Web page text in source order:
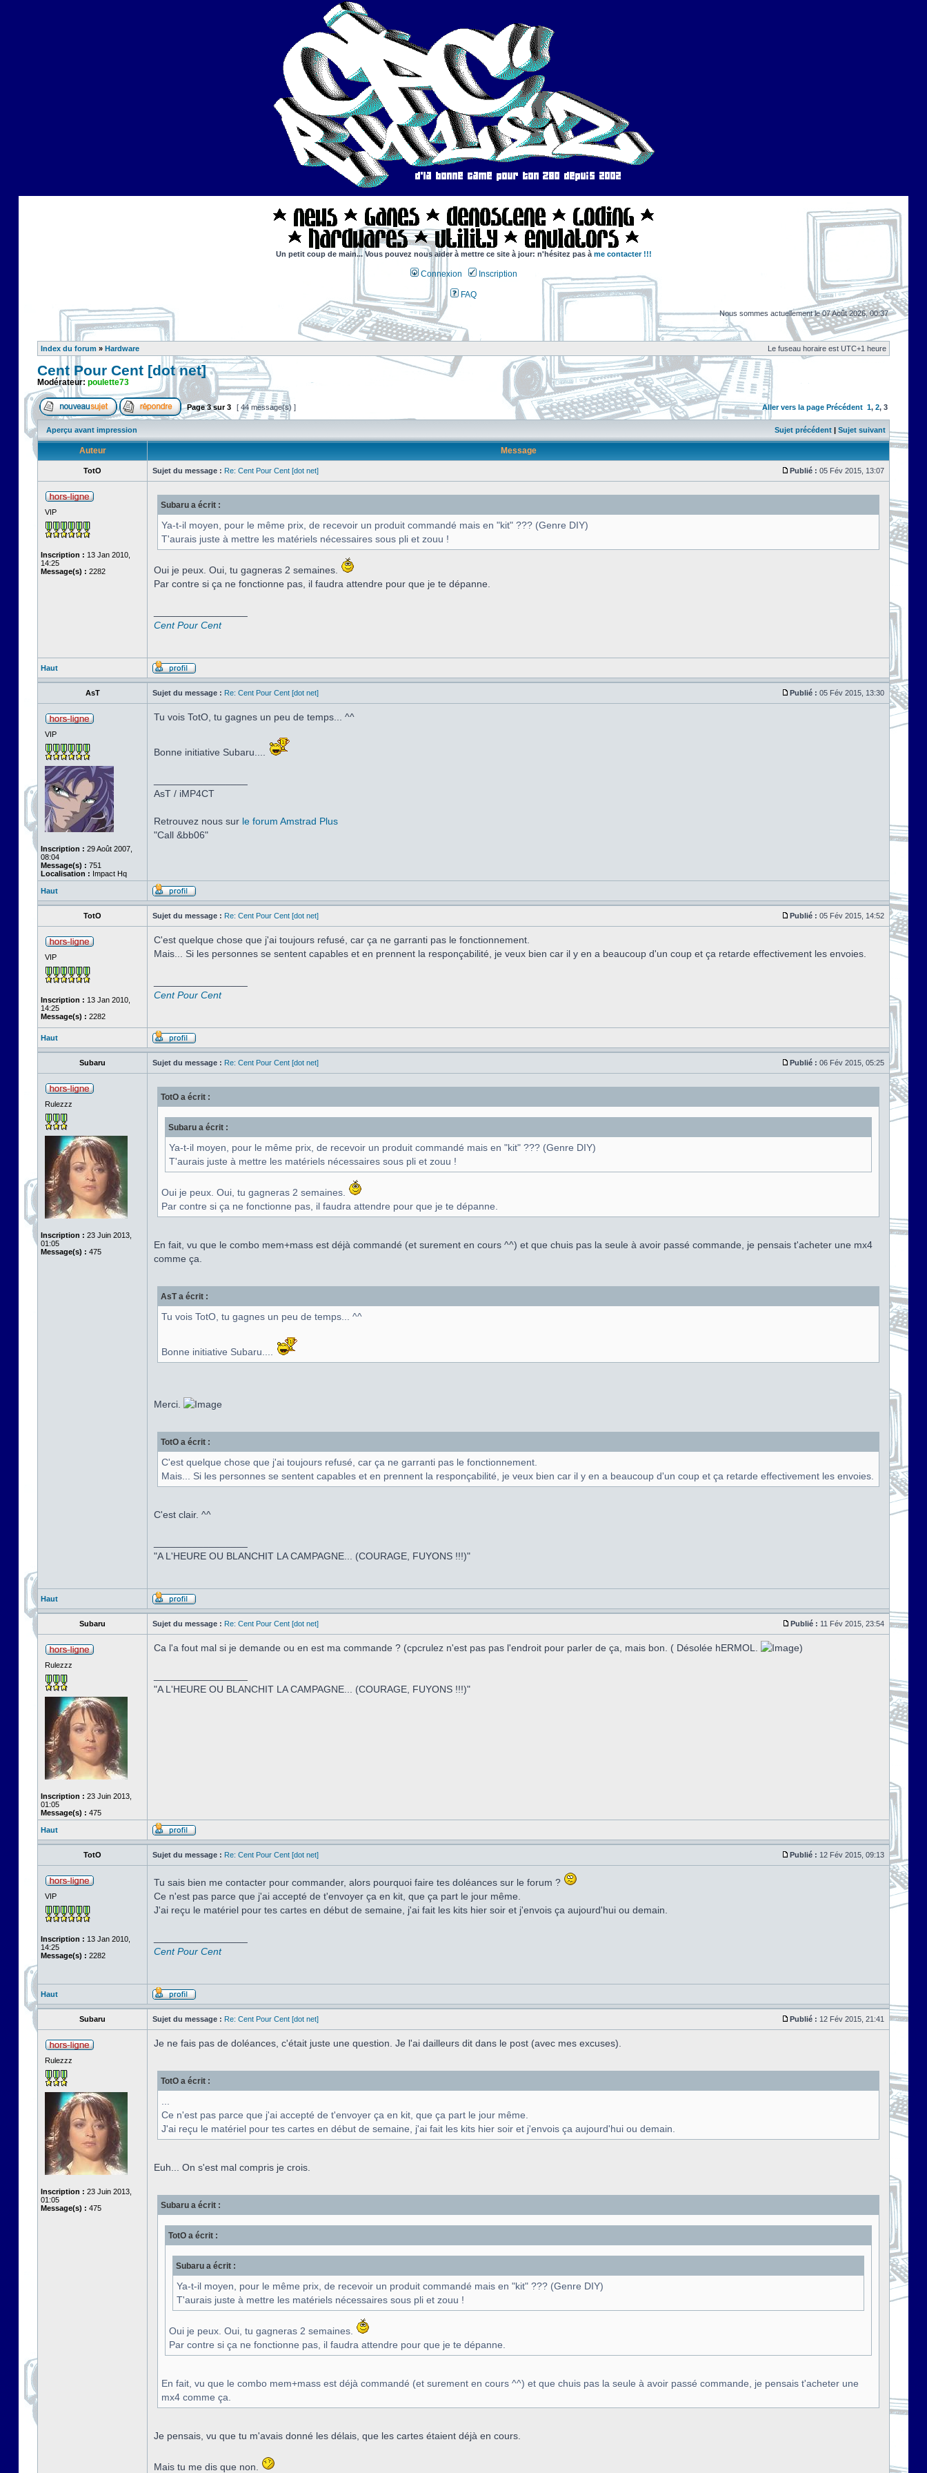
Un petit coup de main... Vous pouvez nous aider à mettre ce site à jour: n'hésitez pas à me contacter !!!
Connexion Inscription
FAQ
Nous sommes actuellement le 07 Août 2026, 00:37
Index du forum » Hardware Le fuseau horaire est UTC+1 heure
Cent Pour Cent [dot net]
Modérateur: poulette73
Page3sur3 [ 44 message(s) ] Aller vers la page Précédent 1, 2, 3
Aperçu avant impression Sujet précédent | Sujet suivant
Auteur Message
TotO Sujet du message : Re: Cent Pour Cent [dot net] Publié : 05 Fév 2015, 13:07
VIP
Inscription : 13 Jan 2010,
14:25
Message(s) : 2282
Subaru a écrit :
Ya-t-il moyen, pour le même prix, de recevoir un produit commandé mais en "kit" ??? (Genre DIY)
T'aurais juste à mettre les matériels nécessaires sous pli et zouu !
Oui je peux. Oui, tu gagneras 2 semaines.
Par contre si ça ne fonctionne pas, il faudra attendre pour que je te dépanne.
Cent Pour Cent
Haut
AsT Sujet du message : Re: Cent Pour Cent [dot net] Publié : 05 Fév 2015, 13:30
VIP
Inscription : 29 Août 2007,
08:04
Message(s) : 751
Localisation : Impact Hq
Tu vois TotO, tu gagnes un peu de temps... ^^
Bonne initiative Subaru....
AsT / iMP4CT
Retrouvez nous sur le forum Amstrad Plus
"Call &bb06"
Haut
TotO Sujet du message : Re: Cent Pour Cent [dot net] Publié : 05 Fév 2015, 14:52
VIP
Inscription : 13 Jan 2010,
14:25
Message(s) : 2282
C'est quelque chose que j'ai toujours refusé, car ça ne garranti pas le fonctionnement.
Mais... Si les personnes se sentent capables et en prennent la responçabilité, je veux bien car il y en a beaucoup d'un coup et ça retarde effectivement les envoies.
Cent Pour Cent
Haut
Subaru Sujet du message : Re: Cent Pour Cent [dot net] Publié : 06 Fév 2015, 05:25
Rulezzz
Inscription : 23 Juin 2013,
01:05
Message(s) : 475
TotO a écrit :
Subaru a écrit :
Ya-t-il moyen, pour le même prix, de recevoir un produit commandé mais en "kit" ??? (Genre DIY)
T'aurais juste à mettre les matériels nécessaires sous pli et zouu !
Oui je peux. Oui, tu gagneras 2 semaines.
Par contre si ça ne fonctionne pas, il faudra attendre pour que je te dépanne.
En fait, vu que le combo mem+mass est déjà commandé (et surement en cours ^^) et que chuis pas la seule à avoir passé commande, je pensais t'acheter une mx4
comme ça.
AsT a écrit :
Tu vois TotO, tu gagnes un peu de temps... ^^
Bonne initiative Subaru....
Merci.
TotO a écrit :
C'est quelque chose que j'ai toujours refusé, car ça ne garranti pas le fonctionnement.
Mais... Si les personnes se sentent capables et en prennent la responçabilité, je veux bien car il y en a beaucoup d'un coup et ça retarde effectivement les envoies.
C'est clair. ^^
"A L'HEURE OU BLANCHIT LA CAMPAGNE... (COURAGE, FUYONS !!!)"
Haut
Subaru Sujet du message : Re: Cent Pour Cent [dot net] Publié : 11 Fév 2015, 23:54
Rulezzz
Inscription : 23 Juin 2013,
01:05
Message(s) : 475
Ca l'a fout mal si je demande ou en est ma commande ? (cpcrulez n'est pas pas l'endroit pour parler de ça, mais bon. ( Désolée hERMOL. )
"A L'HEURE OU BLANCHIT LA CAMPAGNE... (COURAGE, FUYONS !!!)"
Haut
TotO Sujet du message : Re: Cent Pour Cent [dot net] Publié : 12 Fév 2015, 09:13
VIP
Inscription : 13 Jan 2010,
14:25
Message(s) : 2282
Tu sais bien me contacter pour commander, alors pourquoi faire tes doléances sur le forum ?
Ce n'est pas parce que j'ai accepté de t'envoyer ça en kit, que ça part le jour même.
J'ai reçu le matériel pour tes cartes en début de semaine, j'ai fait les kits hier soir et j'envois ça aujourd'hui ou demain.
Cent Pour Cent
Haut
Subaru Sujet du message : Re: Cent Pour Cent [dot net] Publié : 12 Fév 2015, 21:41
Rulezzz
Inscription : 23 Juin 2013,
01:05
Message(s) : 475
Je ne fais pas de doléances, c'était juste une question. Je l'ai dailleurs dit dans le post (avec mes excuses).
TotO a écrit :
Ce n'est pas parce que j'ai accepté de t'envoyer ça en kit, que ça part le jour même.
J'ai reçu le matériel pour tes cartes en début de semaine, j'ai fait les kits hier soir et j'envois ça aujourd'hui ou demain.
Euh... On s'est mal compris je crois.
Subaru a écrit :
TotO a écrit :
Subaru a écrit :
Ya-t-il moyen, pour le même prix, de recevoir un produit commandé mais en "kit" ??? (Genre DIY)
T'aurais juste à mettre les matériels nécessaires sous pli et zouu !
Oui je peux. Oui, tu gagneras 2 semaines.
Par contre si ça ne fonctionne pas, il faudra attendre pour que je te dépanne.
En fait, vu que le combo mem+mass est déjà commandé (et surement en cours ^^) et que chuis pas la seule à avoir passé commande, je pensais t'acheter une
mx4 comme ça.
Je pensais, vu que tu m'avais donné les délais, que les cartes étaient déjà en cours.
Mais tu me dis que non.